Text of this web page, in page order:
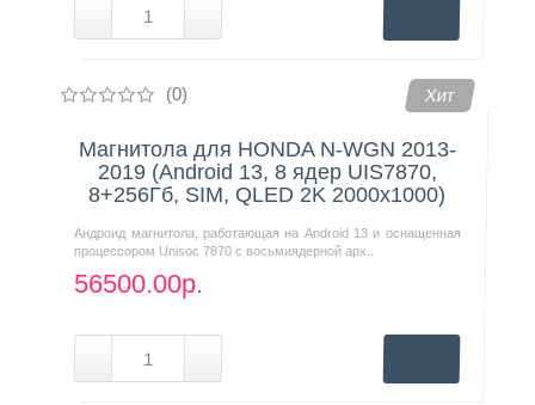
(0) Хит
Магнитола для HONDA N-WGN 2013-
2019 (Android 13, 8 ядер UIS7870,
8+256Гб, SIM, QLED 2K 2000x1000)
Андроид магнитола, работающая на Android 13 и оснащенная
процессором Unisoc 7870 с восьмиядерной арх..
56500.00р.